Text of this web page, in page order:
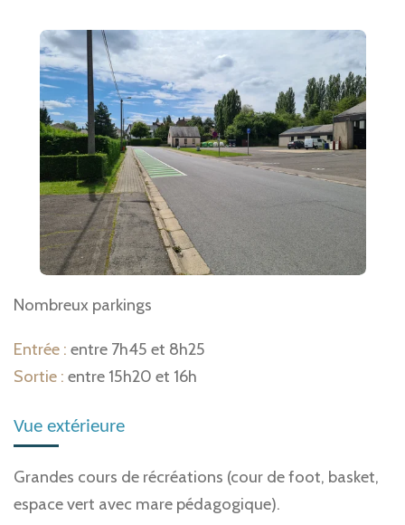
Nombreux parkings
Entrée : entre 7h45 et 8h25
Sortie : entre 15h20 et 16h
Vue extérieure
Grandes cours de récréations (cour de foot, basket,
espace vert avec mare pédagogique).